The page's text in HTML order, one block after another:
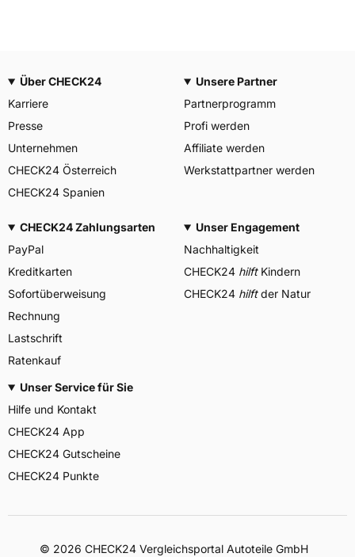
Über CHECK24
Karriere
Presse
Unternehmen
CHECK24 Österreich
CHECK24 Spanien
Unsere Partner
Partnerprogramm
Profi werden
Affiliate werden
Werkstattpartner werden
CHECK24 Zahlungsarten
PayPal
Kreditkarten
Sofortüberweisung
Rechnung
Lastschrift
Ratenkauf
Unser Engagement
Nachhaltigkeit
CHECK24 hilftKindern
CHECK24 hilftder Natur
Unser Service für Sie
Hilfe und Kontakt
CHECK24 App
CHECK24 Gutscheine
CHECK24 Punkte
© 2026 CHECK24 Vergleichsportal Autoteile GmbH